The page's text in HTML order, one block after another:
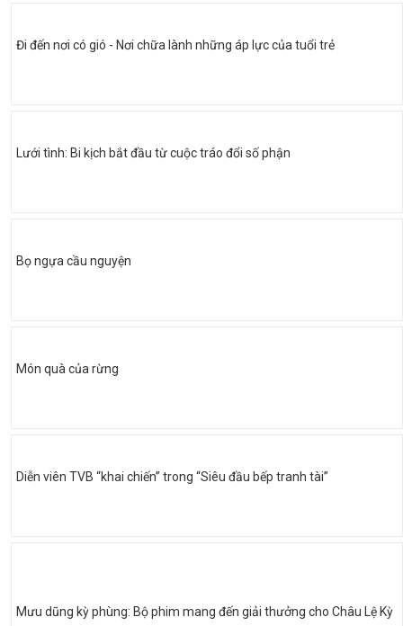
Đi đến nơi có gió - Nơi chữa lành những áp lực của tuổi trẻ
Lưới tình: Bi kịch bắt đầu từ cuộc tráo đổi số phận
Bọ ngựa cầu nguyện
Món quà của rừng
Diễn viên TVB “khai chiến” trong “Siêu đầu bếp tranh tài”
Mưu dũng kỳ phùng: Bộ phim mang đến giải thưởng cho Châu Lệ Kỳ